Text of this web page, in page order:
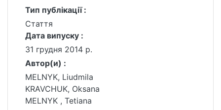
Тип публікації :
Стаття
Дата випуску :
31 грудня 2014 р.
Автор(и) :
MELNYK, Liudmila
KRAVCHUK, Oksana
MELNYK , Tetiana